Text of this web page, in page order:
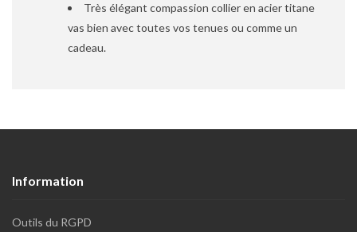
Très élégant compassion collier en acier titane
vas bien avec toutes vos tenues ou comme un
cadeau.
Information
Outils du RGPD